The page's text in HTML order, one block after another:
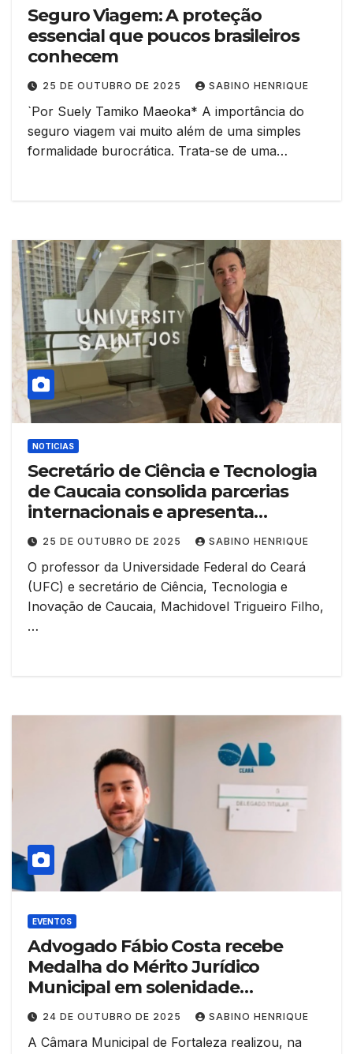
Seguro Viagem: A proteção
essencial que poucos brasileiros
conhecem
25 DE OUTUBRO DE 2025 SABINO HENRIQUE
`Por Suely Tamiko Maeoka* A importância do
seguro viagem vai muito além de uma simples
formalidade burocrática. Trata-se de uma…
NOTICIAS
Secretário de Ciência e Tecnologia
de Caucaia consolida parcerias
internacionais e apresenta
oportunidades de investimento
em Macau e Guangzhou
25 DE OUTUBRO DE 2025 SABINO HENRIQUE
O professor da Universidade Federal do Ceará
(UFC) e secretário de Ciência, Tecnologia e
Inovação de Caucaia, Machidovel Trigueiro Filho,
…
EVENTOS
Advogado Fábio Costa recebe
Medalha do Mérito Jurídico
Municipal em solenidade
prestigiada pela OAB Ceará
24 DE OUTUBRO DE 2025 SABINO HENRIQUE
A Câmara Municipal de Fortaleza realizou, na